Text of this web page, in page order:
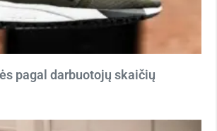
pagal darbuotojų skaičių